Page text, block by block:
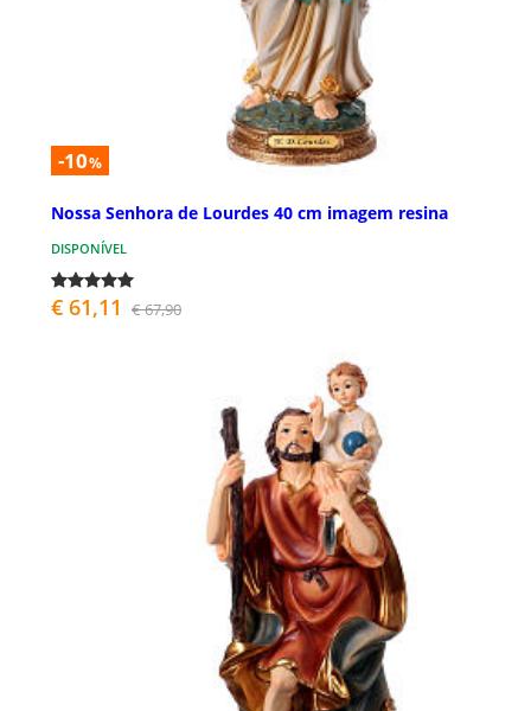
-10%
Nossa Senhora de Lourdes 40 cm imagem resina
DISPONÍVEL
€ 61,11 € 67,90